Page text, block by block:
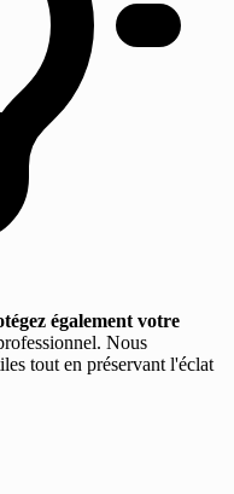
également votre
Nous
tout en préservant l'éclat